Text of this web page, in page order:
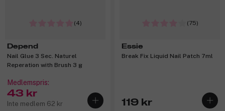
(4)
Depend
Nail Glue 3 Sec. Naturel
Reperation with Brush 3 g
Medlemspris:
43 kr
Inte medlem 62 kr
(75)
Essie
Break Fix Liquid Nail Patch 7ml
119 kr